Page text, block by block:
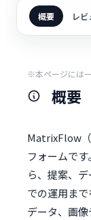
概要 レビ
※本ページには
概要
MatrixFlow
フォームで
ら、提案、
での運用ま
データ、画